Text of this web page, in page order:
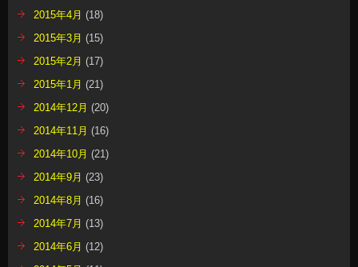
2015年4月 (18)
2015年3月 (15)
2015年2月 (17)
2015年1月 (21)
2014年12月 (20)
2014年11月 (16)
2014年10月 (21)
2014年9月 (23)
2014年8月 (16)
2014年7月 (13)
2014年6月 (12)